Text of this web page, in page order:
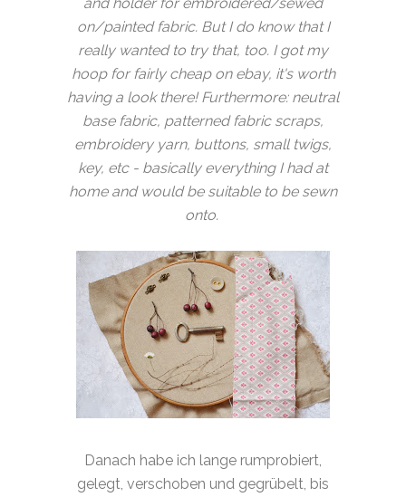
on/painted fabric. But I do know that I
really wanted to try that, too. I got my
hoop for fairly cheap on ebay, it's worth
having a look there! Furthermore: neutral
base fabric, patterned fabric scraps,
embroidery yarn, buttons, small twigs,
key, etc - basically everything I had at
home and would be suitable to be sewn
onto.
Danach habe ich lange rumprobiert,
gelegt, verschoben und gegrübelt, bis